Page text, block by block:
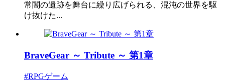
常闇の遺跡を舞台に繰り広げられる、混沌の世界を駆
け抜けた...
BraveGear ～ Tribute ～ 第1章
#RPGゲーム